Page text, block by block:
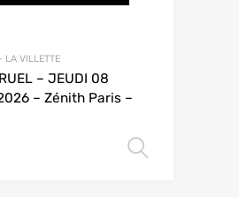
LA VILLETTE
– JEUDI 08
– Zénith Paris –